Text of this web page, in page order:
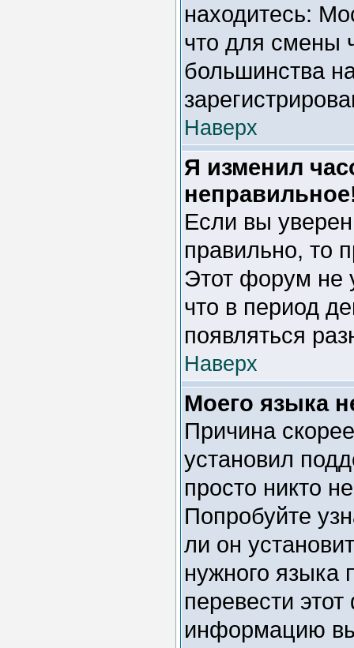
находитесь:
что для смены
большинства
Наверх
Я изменил
Если вы
правильно, то
Этот форум не
что в период
появляться
Наверх
Моего языка
Причина
установил
просто никто
Попробуйте
ли он
нужного языка
перевести
информацию